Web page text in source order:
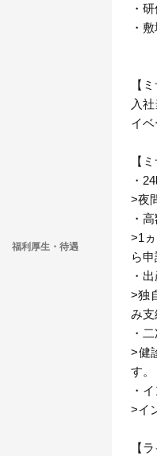
福利厚生・待遇
・
・
【
入
イ
【
・
>夜
・
>1
ら
・
>独
み支
・
>健
す。
・
>イ
【